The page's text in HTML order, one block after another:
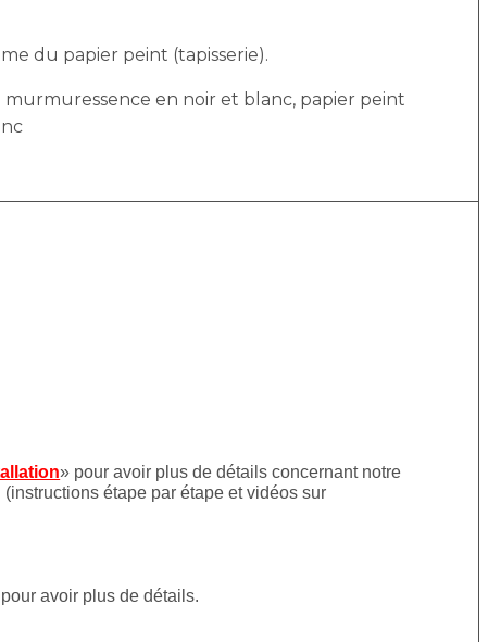
du papier peint (tapisserie).
en noir et blanc, papier peint
» pour avoir plus de détails concernant notre
étape par étape et vidéos sur
avoir plus de détails.